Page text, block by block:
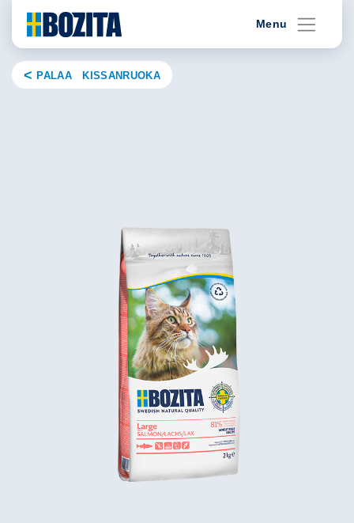
content
Menu
PALAA KISSANRUOKA